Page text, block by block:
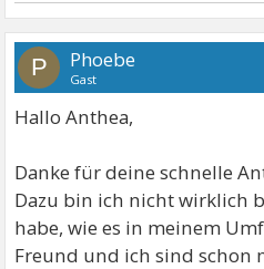
P Phoebe
Gast
Hallo Anthea,
Danke für deine schnelle
Dazu bin ich nicht wirklich
habe, wie es in meinem
Freund und ich sind schon